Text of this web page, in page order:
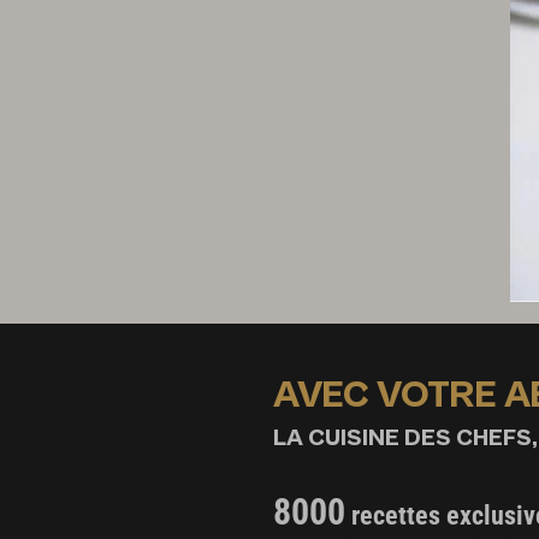
AVEC VOTRE
LA CUISINE DES
8000 recettes